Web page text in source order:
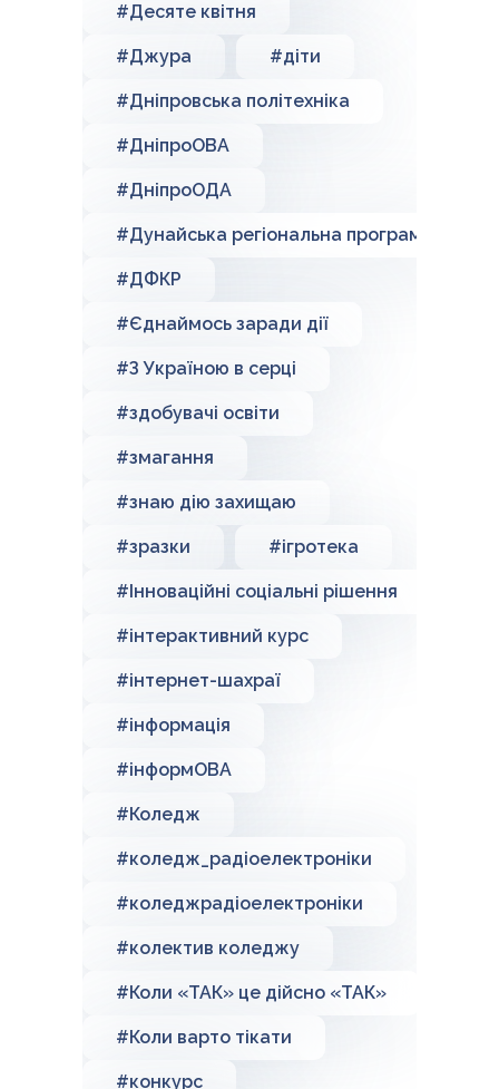
#Десяте квітня
#Джура #діти
#Дніпровська політехніка
#ДніпроОВА
#ДніпроОДА
#Дунайська регіональна програма
#ДФКР
#Єднаймось заради дії
#З Україною в серці
#здобувачі освіти
#змагання
#знаю дію захищаю
#зразки #ігротека
#Інноваційні соціальні рішення
#інтерактивний курс
#інтернет-шахраї
#інформація
#інформОВА
#Коледж
#коледж_радіоелектроніки
#коледжрадіоелектроніки
#колектив коледжу
#Коли «ТАК» це дійсно «ТАК»
#Коли варто тікати
#конкурс